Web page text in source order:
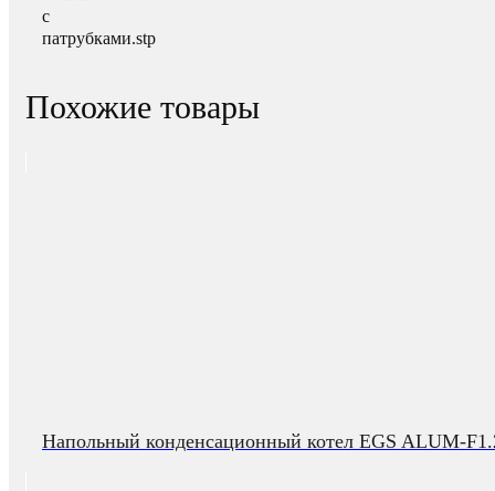
Похожие товары
Напольный конденсационный котел EGS ALUM-